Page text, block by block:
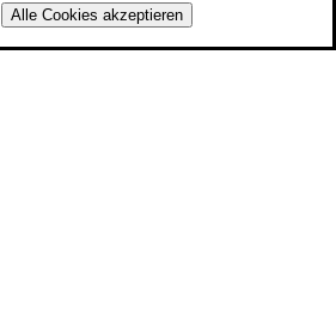
Alle Cookies akzeptieren